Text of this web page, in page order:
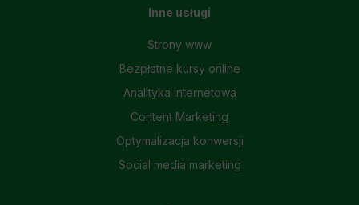
Inne usługi
Strony www
Bezpłatne kursy online
Analityka internetowa
Content Marketing
Optymalizacja konwersji
Social media marketing